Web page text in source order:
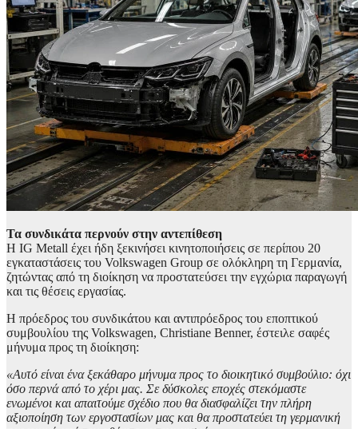
Τα συνδικάτα περνούν στην αντεπίθεση
Η IG Metall έχει ήδη ξεκινήσει κινητοποιήσεις σε περίπου 20
εγκαταστάσεις του Volkswagen Group σε ολόκληρη τη Γερμανία,
ζητώντας από τη διοίκηση να προστατεύσει την εγχώρια παραγωγή
και τις θέσεις εργασίας.
Η πρόεδρος του συνδικάτου και αντιπρόεδρος του εποπτικού
συμβουλίου της Volkswagen, Christiane Benner, έστειλε σαφές
μήνυμα προς τη διοίκηση:
«Αυτό είναι ένα ξεκάθαρο μήνυμα προς το διοικητικό συμβούλιο: όχι
όσο περνά από το χέρι μας. Σε δύσκολες εποχές στεκόμαστε
ενωμένοι και απαιτούμε σχέδιο που θα διασφαλίζει την πλήρη
αξιοποίηση των εργοστασίων μας και θα προστατεύει τη γερμανική